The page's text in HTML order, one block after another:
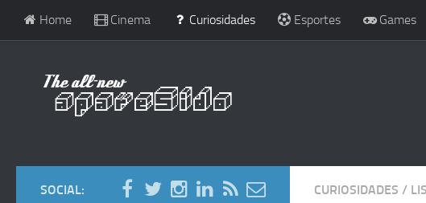
Home Cinema Curiosidades Esportes Games
CURIOSIDADES /
SOCIAL: